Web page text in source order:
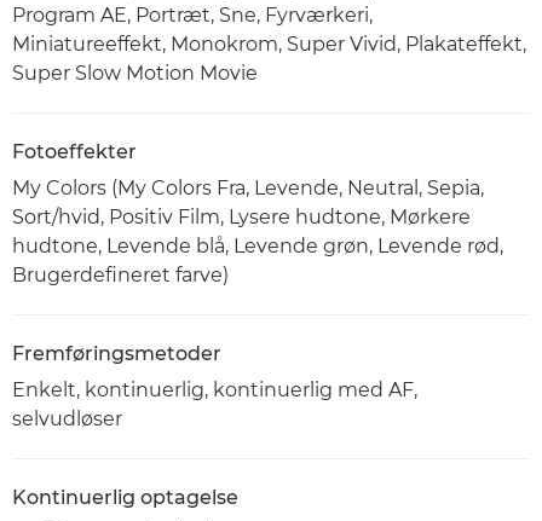
Program AE, Portræt, Sne, Fyrværkeri,
Miniatureeffekt, Monokrom, Super Vivid, Plakateffekt,
Super Slow Motion Movie
Fotoeffekter
My Colors (My Colors Fra, Levende, Neutral, Sepia,
Sort/hvid, Positiv Film, Lysere hudtone, Mørkere
hudtone, Levende blå, Levende grøn, Levende rød,
Brugerdefineret farve)
Fremføringsmetoder
Enkelt, kontinuerlig, kontinuerlig med AF,
selvudløser
Kontinuerlig optagelse